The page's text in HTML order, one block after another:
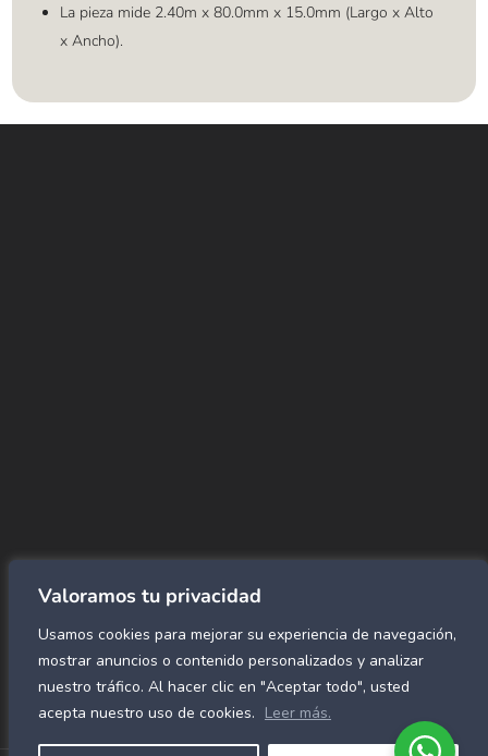
Valoramos tu privacidad
Usamos cookies para mejorar su experiencia de navegación,
mostrar anuncios o contenido personalizados y analizar
nuestro tráfico. Al hacer clic en "Aceptar todo", usted
acepta nuestro uso de cookies. Leer más.
La pieza mide 2.40m x80.0mm x 15.0mm (Largox Alto
x Ancho).
Revestimientos para pared
Alfombras Residenciales
Paneles decorativos para pared
Mármol Flex
Caucho para gimnasio